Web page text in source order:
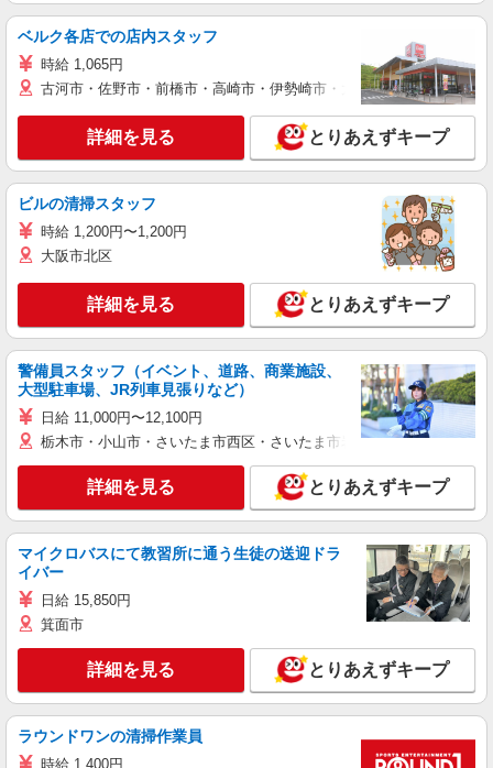
ベルク各店での店内スタッフ
時給 1,065円
古河市・佐野市・前橋市・高崎市・伊勢崎市・太田市・館林市・藤
詳細を見る とりあえずキープ
ビルの清掃スタッフ
時給 1,200円〜1,200円
大阪市北区
詳細を見る とりあえずキープ
警備員スタッフ（イベント、道路、商業施設、
大型駐車場、JR列車見張りなど）
日給 11,000円〜12,100円
栃木市・小山市・さいたま市西区・さいたま市岩槻区・久喜市・蓮田
詳細を見る とりあえずキープ
マイクロバスにて教習所に通う生徒の送迎ドラ
イバー
日給 15,850円
箕面市
詳細を見る とりあえずキープ
ラウンドワンの清掃作業員
時給 1,400円